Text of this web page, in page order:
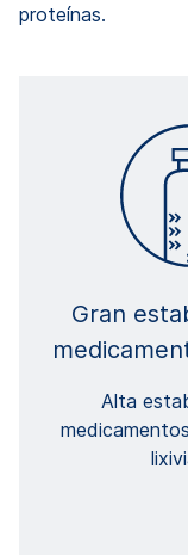
proteínas.
Gran
Alta